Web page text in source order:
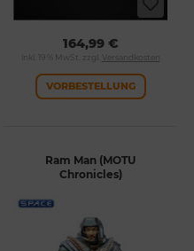
164,99 €
inkl. 19 % MwSt. zzgl. Versandkosten
VORBESTELLUNG
Ram Man (MOTU
Chronicles)